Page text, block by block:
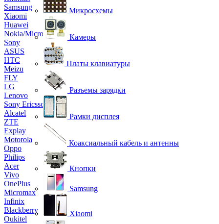
Samsung
Xiaomi
Huawei
Nokia/Microsoft
Sony
ASUS
HTC
Meizu
FLY
LG
Lenovo
Sony Ericsson
Alcatel
ZTE
Explay
Motorola
Oppo
Philips
Acer
Vivo
OnePlus
Micromax
Infinix
Blackberry
Oukitel
Микросхемы
Камеры
Платы клавиатуры
Разъемы зарядки
Рамки дисплея
Коаксиальный кабель и антенны
Кнопки
Samsung
Xiaomi